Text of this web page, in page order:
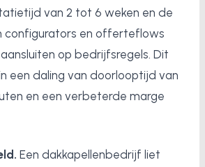
van 2 tot 6 weken en de
configurators en offerteflows
op bedrijfsregels. Dit
een daling van doorlooptijd van
en een verbeterde marge
Een dakkapellenbedrijf liet